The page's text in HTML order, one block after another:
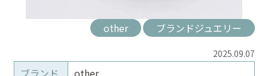
other ブランドジュエリー
2025.09.07